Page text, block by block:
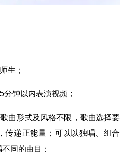
生；
分钟以内表演视频；
曲形式及风格不限，歌曲选择要
传递正能量；可以以独唱、组合
同的曲目；